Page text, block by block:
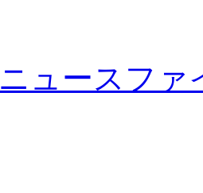
ニュースファ